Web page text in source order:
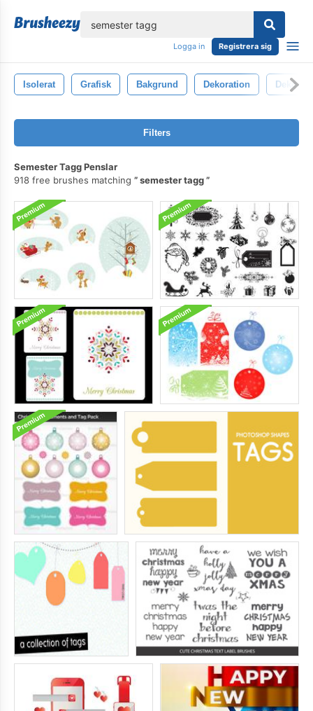
Logga in Registrera sig
Isolerat Grafisk Bakgrund Dekoration
Filters
Semester Tagg Penslar
918 free brushes matching
semester tagg